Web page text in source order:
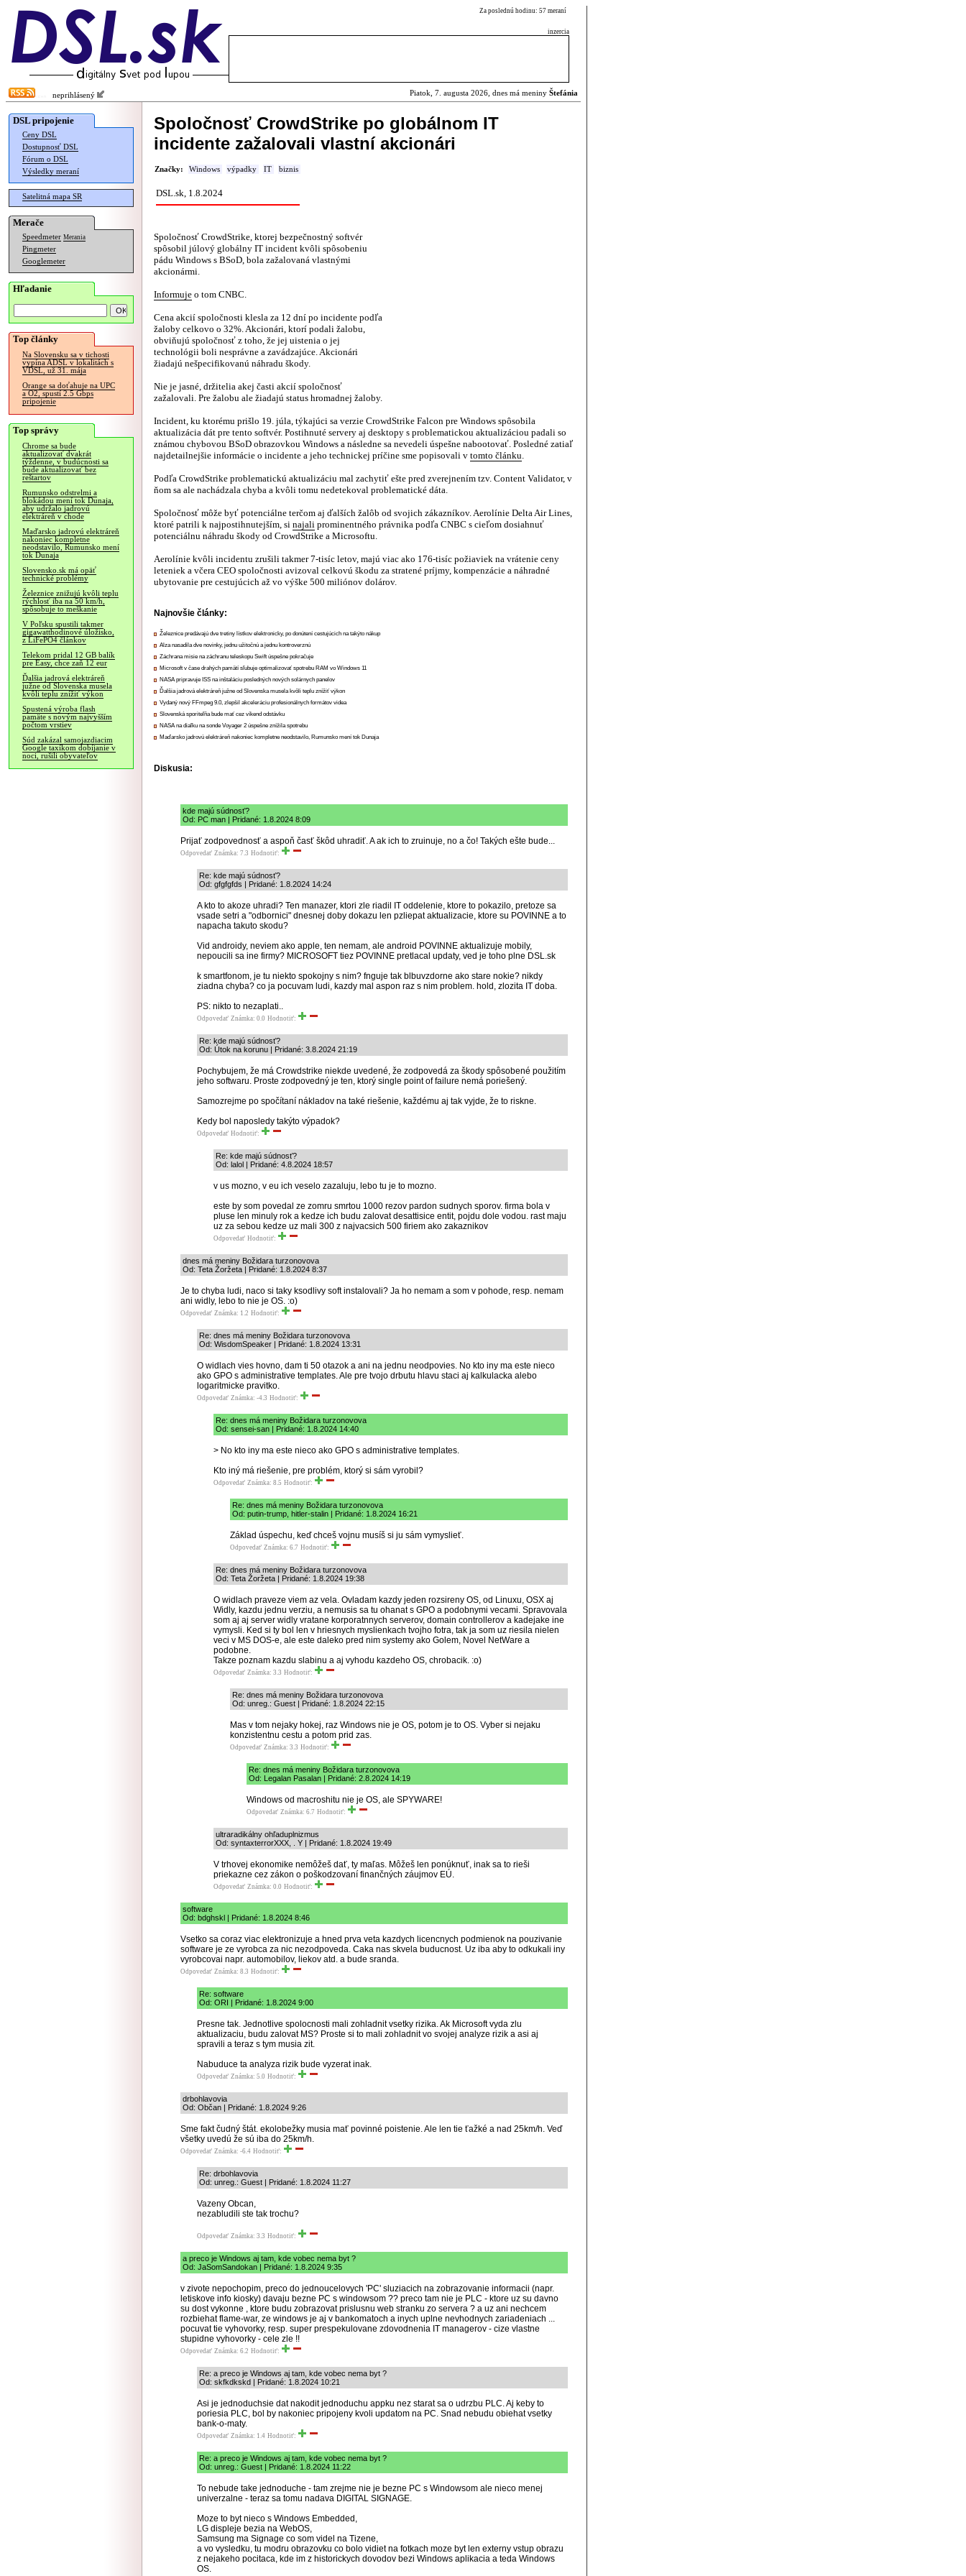
Za poslednú hodinu: 57 meraní
inzercia
neprihlásený Piatok, 7. augusta 2026, dnes má meniny Štefánia
DSL pripojenie
Ceny DSL
Dostupnosť DSL
Fórum o DSL
Výsledky meraní
Satelitná mapa SR
Merače
Speedmeter Merania
Pingmeter
Googlemeter
Hľadanie
Top články
Na Slovensku sa v tichosti
vypína ADSL v lokalitách s
VDSL, už 31. mája
Orange sa doťahuje na UPC
a O2, spustí 2.5 Gbps
pripojenie
Top správy
Chrome sa bude
aktualizovať dvakrát
týždenne, v budúcnosti sa
bude aktualizovať bez
reštartov
Rumunsko odstrelmi a
blokádou mení tok Dunaja,
aby udržalo jadrovú
elektráreň v chode
Maďarsko jadrovú elektráreň
nakoniec kompletne
neodstavilo, Rumunsko mení
tok Dunaja
Slovensko.sk má opäť
technické problémy
Železnice znižujú kvôli teplu
rýchlosť iba na 50 km/h,
spôsobuje to meškanie
V Poľsku spustili takmer
gigawatthodinové úložisko,
z LiFePO4 článkov
Telekom pridal 12 GB balík
pre Easy, chce zaň 12 eur
Ďalšia jadrová elektráreň
južne od Slovenska musela
kvôli teplu znížiť výkon
Spustená výroba flash
pamäte s novým najvyšším
počtom vrstiev
Súd zakázal samojazdiacim
Google taxíkom dobíjanie v
noci, rušili obyvateľov
Spoločnosť CrowdStrike po globálnom IT
incidente zažalovali vlastní akcionári
Značky: Windows výpadky IT biznis
DSL.sk, 1.8.2024
Spoločnosť CrowdStrike, ktorej bezpečnostný softvér
spôsobil júlový globálny IT incident kvôli spôsobeniu
pádu Windows s BSoD, bola zažalovaná vlastnými
akcionármi.
Informuje o tom CNBC.
Cena akcií spoločnosti klesla za 12 dní po incidente podľa
žaloby celkovo o 32%. Akcionári, ktorí podali žalobu,
obviňujú spoločnosť z toho, že jej uistenia o jej
technológii boli nesprávne a zavádzajúce. Akcionári
žiadajú nešpecifikovanú náhradu škody.
Nie je jasné, držitelia akej časti akcií spoločnosť
zažalovali. Pre žalobu ale žiadajú status hromadnej žaloby.
Incident, ku ktorému prišlo 19. júla, týkajúci sa verzie CrowdStrike Falcon pre Windows spôsobila
aktualizácia dát pre tento softvér. Postihnuté servery aj desktopy s problematickou aktualizáciou padali so
známou chybovou BSoD obrazovkou Windows a následne sa nevedeli úspešne nabootovať. Posledné zatiaľ
najdetailnejšie informácie o incidente a jeho technickej príčine sme popisovali v tomto článku.
Podľa CrowdStrike problematickú aktualizáciu mal zachytiť ešte pred zverejnením tzv. Content Validator, v
ňom sa ale nachádzala chyba a kvôli tomu nedetekoval problematické dáta.
Spoločnosť môže byť potenciálne terčom aj ďalších žalôb od svojich zákazníkov. Aerolínie Delta Air Lines,
ktoré patrili k najpostihnutejším, si najali prominentného právnika podľa CNBC s cieľom dosiahnuť
potenciálnu náhradu škody od CrowdStrike a Microsoftu.
Aerolínie kvôli incidentu zrušili takmer 7-tisíc letov, majú viac ako 176-tisíc požiaviek na vrátenie ceny
leteniek a včera CEO spoločnosti avizoval celkovú škodu za stratené príjmy, kompenzácie a náhradné
ubytovanie pre cestujúcich až vo výške 500 miliónov dolárov.
Najnovšie články:
Železnice predávajú dve tretiny lístkov elektronicky, po donútení cestujúcich na takýto nákup
Alza nasadila dve novinky, jednu užitočnú a jednu kontroverznú
Záchrana misie na záchranu teleskopu Swift úspešne pokračuje
Microsoft v čase drahých pamätí sľubuje optimalizovať spotrebu RAM vo Windows 11
NASA pripravuje ISS na inštaláciu posledných nových solárnych panelov
Ďalšia jadrová elektráreň južne od Slovenska musela kvôli teplu znížiť výkon
Vydaný nový FFmpeg 9.0, zlepšil akceleráciu profesionálnych formátov videa
Slovenská sporiteľňa bude mať cez víkend odstávku
NASA na diaľku na sonde Voyager 2 úspešne znížila spotrebu
Maďarsko jadrovú elektráreň nakoniec kompletne neodstavilo, Rumunsko mení tok Dunaja
Diskusia:
kde majú súdnosť?
Od: PC man | Pridané: 1.8.2024 8:09
Prijať zodpovednosť a aspoň časť škôd uhradiť. A ak ich to zruinuje, no a čo! Takých ešte bude...
Odpovedať Známka: 7.3 Hodnotiť:
Re: kde majú súdnosť?
Od: gfgfgfds | Pridané: 1.8.2024 14:24
A kto to akoze uhradi? Ten manazer, ktori zle riadil IT oddelenie, ktore to pokazilo, pretoze sa
vsade setri a "odbornici" dnesnej doby dokazu len pzliepat aktualizacie, ktore su POVINNE a to
napacha takuto skodu?
Vid androidy, neviem ako apple, ten nemam, ale android POVINNE aktualizuje mobily,
nepoucili sa ine firmy? MICROSOFT tiez POVINNE pretlacal updaty, ved je toho plne DSL.sk
k smartfonom, je tu niekto spokojny s nim? fnguje tak blbuvzdorne ako stare nokie? nikdy
ziadna chyba? co ja pocuvam ludi, kazdy mal aspon raz s nim problem. hold, zlozita IT doba.
PS: nikto to nezaplati..
Odpovedať Známka: 0.0 Hodnotiť:
Re: kde majú súdnosť?
Od: Útok na korunu | Pridané: 3.8.2024 21:19
Pochybujem, že má Crowdstrike niekde uvedené, že zodpovedá za škody spôsobené použitím
jeho softwaru. Proste zodpovedný je ten, ktorý single point of failure nemá poriešený.
Samozrejme po spočítaní nákladov na také riešenie, každému aj tak vyjde, že to riskne.
Kedy bol naposledy takýto výpadok?
Odpovedať Hodnotiť:
Re: kde majú súdnosť?
Od: lalol | Pridané: 4.8.2024 18:57
v us mozno, v eu ich veselo zazaluju, lebo tu je to mozno.
este by som povedal ze zomru smrtou 1000 rezov pardon sudnych sporov. firma bola v
pluse len minuly rok a kedze ich budu zalovat desattisice entit, pojdu dole vodou. rast maju
uz za sebou kedze uz mali 300 z najvacsich 500 firiem ako zakaznikov
Odpovedať Hodnotiť:
dnes má meniny Božidara turzonovova
Od: Teta Žoržeta | Pridané: 1.8.2024 8:37
Je to chyba ludi, naco si taky ksodlivy soft instalovali? Ja ho nemam a som v pohode, resp. nemam
ani widly, lebo to nie je OS. :o)
Odpovedať Známka: 1.2 Hodnotiť:
Re: dnes má meniny Božidara turzonovova
Od: WisdomSpeaker | Pridané: 1.8.2024 13:31
O widlach vies hovno, dam ti 50 otazok a ani na jednu neodpovies. No kto iny ma este nieco
ako GPO s administrative templates. Ale pre tvojo drbutu hlavu staci aj kalkulacka alebo
logaritmicke pravitko.
Odpovedať Známka: -4.3 Hodnotiť:
Re: dnes má meniny Božidara turzonovova
Od: sensei-san | Pridané: 1.8.2024 14:40
> No kto iny ma este nieco ako GPO s administrative templates.
Kto iný má riešenie, pre problém, ktorý si sám vyrobil?
Odpovedať Známka: 8.5 Hodnotiť:
Re: dnes má meniny Božidara turzonovova
Od: putin-trump, hitler-stalin | Pridané: 1.8.2024 16:21
Základ úspechu, keď chceš vojnu musíš si ju sám vymyslieť.
Odpovedať Známka: 6.7 Hodnotiť:
Re: dnes má meniny Božidara turzonovova
Od: Teta Žoržeta | Pridané: 1.8.2024 19:38
O widlach praveze viem az vela. Ovladam kazdy jeden rozsireny OS, od Linuxu, OSX aj
Widly, kazdu jednu verziu, a nemusis sa tu ohanat s GPO a podobnymi vecami. Spravovala
som aj aj server widly vratane korporatnnych serverov, domain controllerov a kadejake ine
vymysli. Ked si ty bol len v hriesnych myslienkach tvojho fotra, tak ja som uz riesila nielen
veci v MS DOS-e, ale este daleko pred nim systemy ako Golem, Novel NetWare a
podobne.
Takze poznam kazdu slabinu a aj vyhodu kazdeho OS, chrobacik. :o)
Odpovedať Známka: 3.3 Hodnotiť:
Re: dnes má meniny Božidara turzonovova
Od: unreg.: Guest | Pridané: 1.8.2024 22:15
Mas v tom nejaky hokej, raz Windows nie je OS, potom je to OS. Vyber si nejaku
konzistentnu cestu a potom prid zas.
Odpovedať Známka: 3.3 Hodnotiť:
Re: dnes má meniny Božidara turzonovova
Od: Legalan Pasalan | Pridané: 2.8.2024 14:19
Windows od macroshitu nie je OS, ale SPYWARE!
Odpovedať Známka: 6.7 Hodnotiť:
ultraradikálny ohľaduplnizmus
Od: syntaxterrorXXX, . Y | Pridané: 1.8.2024 19:49
V trhovej ekonomike nemôžeš dať, ty maľas. Môžeš len ponúknuť, inak sa to rieši
priekazne cez zákon o poškodzovaní finančných záujmov EÚ.
Odpovedať Známka: 0.0 Hodnotiť:
software
Od: bdghskl | Pridané: 1.8.2024 8:46
Vsetko sa coraz viac elektronizuje a hned prva veta kazdych licencnych podmienok na pouzivanie
software je ze vyrobca za nic nezodpoveda. Caka nas skvela buducnost. Uz iba aby to odkukali iny
vyrobcovai napr. automobilov, liekov atd. a bude sranda.
Odpovedať Známka: 8.3 Hodnotiť:
Re: software
Od: ORI | Pridané: 1.8.2024 9:00
Presne tak. Jednotlive spolocnosti mali zohladnit vsetky rizika. Ak Microsoft vyda zlu
aktualizaciu, budu zalovat MS? Proste si to mali zohladnit vo svojej analyze rizik a asi aj
spravili a teraz s tym musia zit.
Nabuduce ta analyza rizik bude vyzerat inak.
Odpovedať Známka: 5.0 Hodnotiť:
drbohlavovia
Od: Občan | Pridané: 1.8.2024 9:26
Sme fakt čudný štát. ekolobežky musia mať povinné poistenie. Ale len tie ťažké a nad 25km/h. Veď
všetky uvedú že sú iba do 25km/h.
Odpovedať Známka: -6.4 Hodnotiť:
Re: drbohlavovia
Od: unreg.: Guest | Pridané: 1.8.2024 11:27
Vazeny Obcan,
nezabludili ste tak trochu?
Odpovedať Známka: 3.3 Hodnotiť:
a preco je Windows aj tam, kde vobec nema byt ?
Od: JaSomSandokan | Pridané: 1.8.2024 9:35
v zivote nepochopim, preco do jednoucelovych 'PC' sluziacich na zobrazovanie informacii (napr.
letiskove info kiosky) davaju bezne PC s windowsom ?? preco tam nie je PLC - ktore uz su davno
su dost vykonne , ktore budu zobrazovat prislusnu web stranku zo servera ? a uz ani nechcem
rozbiehat flame-war, ze windows je aj v bankomatoch a inych uplne nevhodnych zariadeniach ...
pocuvat tie vyhovorky, resp. super prespekulovane zdovodnenia IT managerov - cize vlastne
stupidne vyhovorky - cele zle !!
Odpovedať Známka: 6.2 Hodnotiť:
Re: a preco je Windows aj tam, kde vobec nema byt ?
Od: skfkdkskd | Pridané: 1.8.2024 10:21
Asi je jednoduchsie dat nakodit jednoduchu appku nez starat sa o udrzbu PLC. Aj keby to
poriesia PLC, bol by nakoniec pripojeny kvoli updatom na PC. Snad nebudu obiehat vsetky
bank-o-maty.
Odpovedať Známka: 1.4 Hodnotiť:
Re: a preco je Windows aj tam, kde vobec nema byt ?
Od: unreg.: Guest | Pridané: 1.8.2024 11:22
To nebude take jednoduche - tam zrejme nie je bezne PC s Windowsom ale nieco menej
univerzalne - teraz sa tomu nadava DIGITAL SIGNAGE.
Moze to byt nieco s Windows Embedded,
LG displeje bezia na WebOS,
Samsung ma Signage co som videl na Tizene,
a vo vysledku, tu modru obrazovku co bolo vidiet na fotkach moze byt len externy vstup obrazu
z nejakeho pocitaca, kde im z historickych dovodov bezi Windows aplikacia a teda Windows
OS.